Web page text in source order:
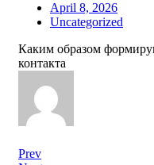
April 8, 2026
Uncategorized
Каким образом
контакта
Prev